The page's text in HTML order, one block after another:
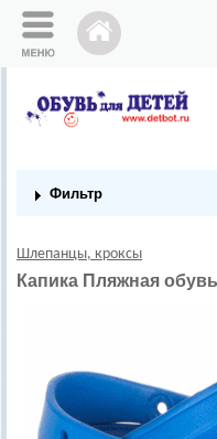
Фильтр
Шлепанцы, кроксы
Капика Пляжная